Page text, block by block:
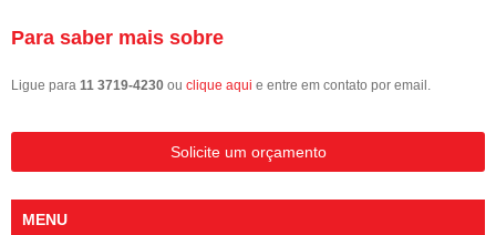
Para saber mais sobre
Ligue para 11 3719-4230 ou clique aqui e entre em contato por email.
Solicite um orçamento
MENU